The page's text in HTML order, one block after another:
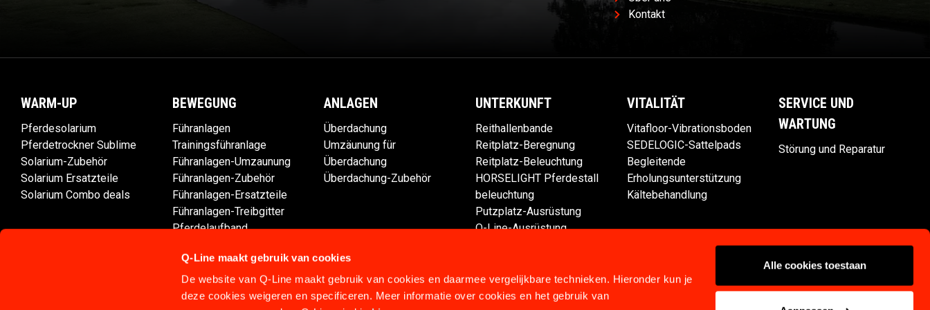
Q-Line maakt gebruik van cookies
De website van Q-Line maakt gebruik van cookies en daarmee vergelijkbare technieken. Hieronder kun je
deze cookies weigeren en specificeren. Meer informatie over cookies en het gebruik van
Alle cookies toestaan
Kontakt
WARM-UP
Pferdesolarium
Pferdetrockner Sublime
Solarium-Zubehör
Solarium Ersatzteile
Solarium Combo deals
BEWEGUNG
Führanlagen
Trainingsführanlage
Führanlagen-Umzaunung
Führanlagen-Zubehör
Führanlagen-Ersatzteile
Führanlagen-Treibgitter
Pferdelaufband
ANLAGEN
Überdachung
Umzäunung für
Überdachung
Überdachung-Zubehör
UNTERKUNFT
Reithallenbande
Reitplatz-Beregnung
Reitplatz-Beleuchtung
HORSELIGHT Pferdestall
beleuchtung
Putzplatz-Ausrüstung
Q-Line-Ausrüstung
VITALITÄT
Vitafloor-Vibrationsboden
SEDELOGIC-Sattelpads
Begleitende
Erholungsunterstützung
Kältebehandlung
SERVICE UND
WARTUNG
Störung und Reparatur